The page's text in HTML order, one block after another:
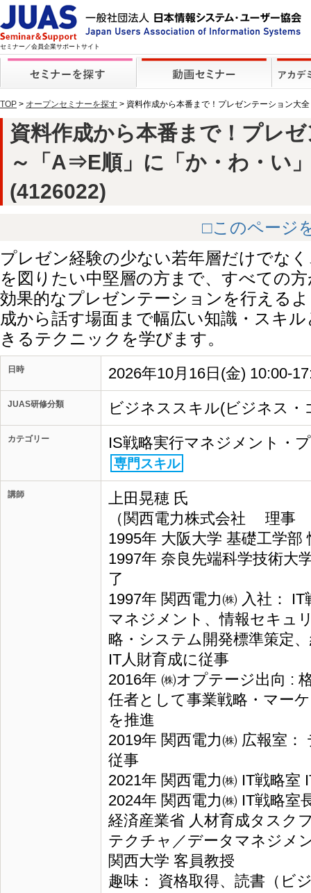
セミナー／会員企業サポートサイト
TOP > オープンセミナーを探す > 資料作成から本番まで！プレゼンテーション大
資料作成から本番まで！プレ
～「A⇒E順」に「か・わ・い
(4126022)
□このページ
プレゼン経験の少ない若年層だけでな
を図りたい中堅層の方まで、すべての
効果的なプレゼンテーションを行える
成から話す場面まで幅広い知識・スキ
きるテクニックを学びます。
日時 2026年10月16日(金) 10:00-
JUAS研修分類 ビジネススキル(ビジネス
カテゴリー IS戦略実行マネジメント・
専門スキル
講師
上田晃穂 氏
（関西電力株式会社 理事
1995年 大阪大学 基礎工学部
1997年 奈良先端科学技術大
了
1997年 関西電力㈱ 入社：
マネジメント、情報セキュ
略・システム開発標準策定
IT人財育成に従事
2016年 ㈱オプテージ出向 :
任者として事業戦略・マー
を推進
2019年 関西電力㈱ 広報室
従事
2021年 関西電力㈱ IT戦略室
2024年 関西電力㈱ IT戦略室
経済産業省 人材育成タスク
テクチャ／データマネジメ
関西大学 客員教授
趣味： 資格取得、読書（ビ